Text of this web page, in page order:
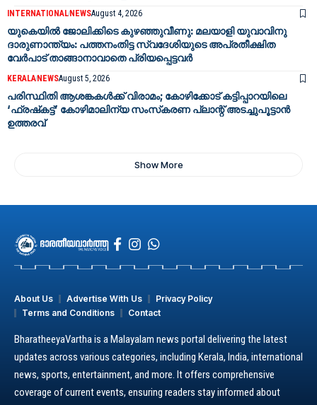
INTERNATIONALNEWSAugust 4, 2026
യുകെയിൽ ജോലിക്കിടെ കുഴഞ്ഞുവീണു: മലയാളി യുവാവിനു
ദാരുണാന്ത്യം: പത്തനംതിട്ട സ്വദേശിയുടെ അപ്രതീക്ഷിത
വേർപാട് താങ്ങാനാവാതെ പ്രിയപ്പെട്ടവർ
KERALANEWSAugust 5, 2026
പരിസ്ഥിതി ആശങ്കകൾക്ക് വിരാമം; കോഴിക്കോട് കട്ടിപ്പാറയിലെ
‘ഫ്രഷ്‌കട്ട്’ കോഴിമാലിന്യ സംസ്‌കരണ പ്ലാന്റ് അടച്ചുപൂട്ടാൻ
ഉത്തരവ്
Show More
About Us Advertise With Us
Privacy Policy
Terms and Conditions
Contact
BharatheeyaVartha is a Malayalam news portal delivering the latest
updates across various categories, including Kerala, India, international
news, sports, entertainment, and more. It offers comprehensive
coverage of current events, ensuring readers stay informed about